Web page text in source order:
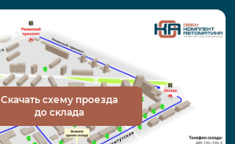
Скачать схему проезда
до склада